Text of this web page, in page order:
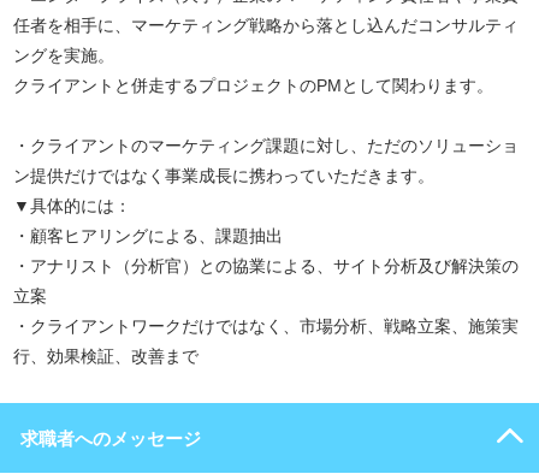
任者を相手に、マーケティング戦略から落とし込んだコンサルティ
ングを実施。
クライアントと併走するプロジェクトのPMとして関わります。
・クライアントのマーケティング課題に対し、ただのソリューショ
ン提供だけではなく事業成長に携わっていただきます。
▼具体的には：
・顧客ヒアリングによる、課題抽出
・アナリスト（分析官）との協業による、サイト分析及び解決策の
立案
・クライアントワークだけではなく、市場分析、戦略立案、施策実
行、効果検証、改善まで
求職者へのメッセージ